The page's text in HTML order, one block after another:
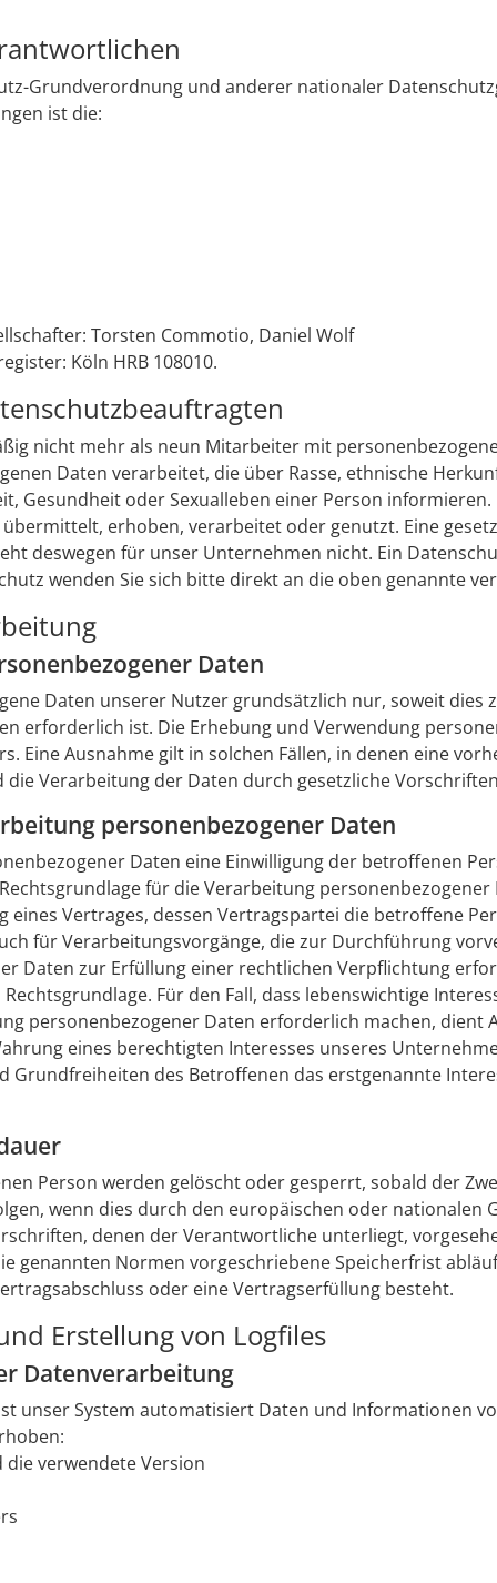
Grundverordnung und anderer nationaler
ist die:
Torsten Commotio, Daniel Wolf
Köln HRB 108010.
nicht mehr als neun Mitarbeiter mit
Daten verarbeitet, die über Rasse, ethnische
Gesundheit oder Sexualleben einer Person
erhoben, verarbeitet oder genutzt. Eine
deswegen für unser Unternehmen nicht. Ein
wenden Sie sich bitte direkt an die oben genannte
Daten
Daten unserer Nutzer grundsätzlich nur, soweit
erforderlich ist. Die Erhebung und Verwendung
Eine Ausnahme gilt in solchen Fällen, in denen eine
Verarbeitung der Daten durch gesetzliche
personenbezogener Daten
Daten eine Einwilligung der betroffenen
für die Verarbeitung
Vertrages, dessen Vertragspartei die betroffene
für Verarbeitungsvorgänge, die zur Durchführung
Daten zur Erfüllung einer rechtlichen Verpflichtung
Für den Fall, dass lebenswichtige
personenbezogener Daten erforderlich machen, dient
eines berechtigten Interesses unseres
des Betroffenen das erstgenannte
Person werden gelöscht oder gesperrt, sobald der
wenn dies durch den europäischen oder nationalen
denen der Verantwortliche unterliegt,
genannten Normen vorgeschriebene Speicherfrist
oder eine Vertragserfüllung besteht.
Erstellung von Logfiles
Datenverarbeitung
unser System automatisiert Daten und Informationen
verwendete Version